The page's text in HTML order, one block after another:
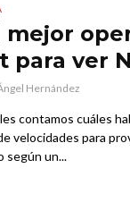
mejor
para ver
Hernández
contamos cuáles
velocidades para
según un...